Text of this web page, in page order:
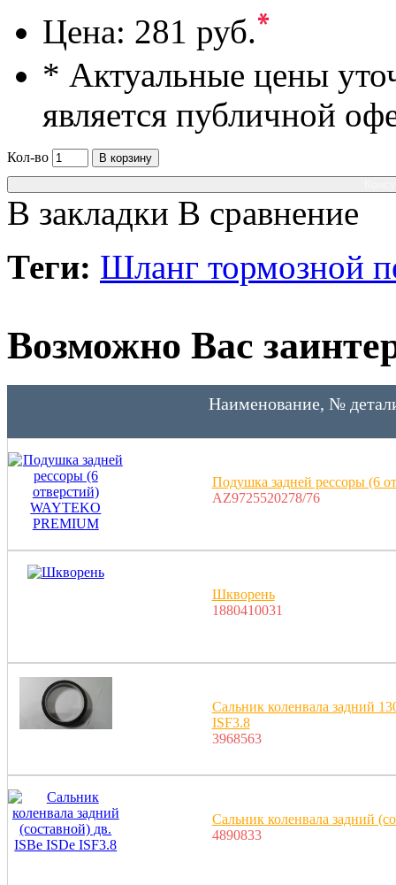
Цена: 281 руб.*
* Актуальные цены
является публичной
Кол-во
В корзину
В закладки В сравнение
Теги: Шланг тормозной
Возможно Вас
Наименование, №
Подушка задней рессоры (6
AZ9725520278/76
Шкворень
1880410031
Сальник коленвала задний
ISF3.8
3968563
Сальник коленвала задний
4890833